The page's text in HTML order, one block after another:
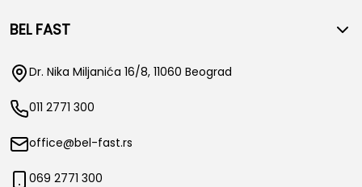
BEL FAST
Dr. Nika Miljanića 16/8, 11060 Beograd
011 2771 300
office@bel-fast.rs
069 2771 300